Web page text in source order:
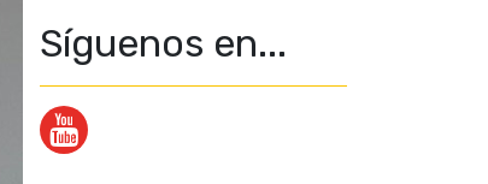
Síguenos en...